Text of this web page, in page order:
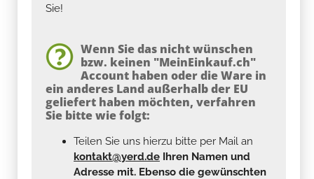
Sie!
Wenn Sie das nicht wünschen
bzw. keinen "MeinEinkauf.ch"
Account haben oder die Ware in
ein anderes Land außerhalb der EU
geliefert haben möchten, verfahren
Sie bitte wie folgt:
Teilen Sie uns hierzu bitte per Mail an
kontakt@yerd.de Ihren Namen und
Adresse mit. Ebenso die gewünschten